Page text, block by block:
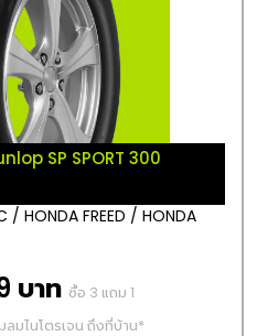
SP SPORT 300
HONDA FREED / HONDA
บาท ซื้อ 3 แถม 1
มไนโตรเจน ถึงที่บ้าน*